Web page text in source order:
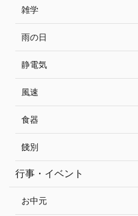
雑学
雨の日
静電気
風速
食器
餞別
行事・イベント
お中元